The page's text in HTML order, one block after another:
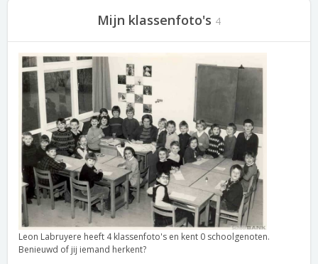
Mijn klassenfoto's 4
Leon Labruyere heeft 4 klassenfoto's en kent 0 schoolgenoten.
Benieuwd of jij iemand herkent?